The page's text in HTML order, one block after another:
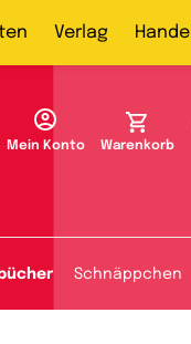
Verlag Handel
Mein Konto Warenkorb
Schnäppchen